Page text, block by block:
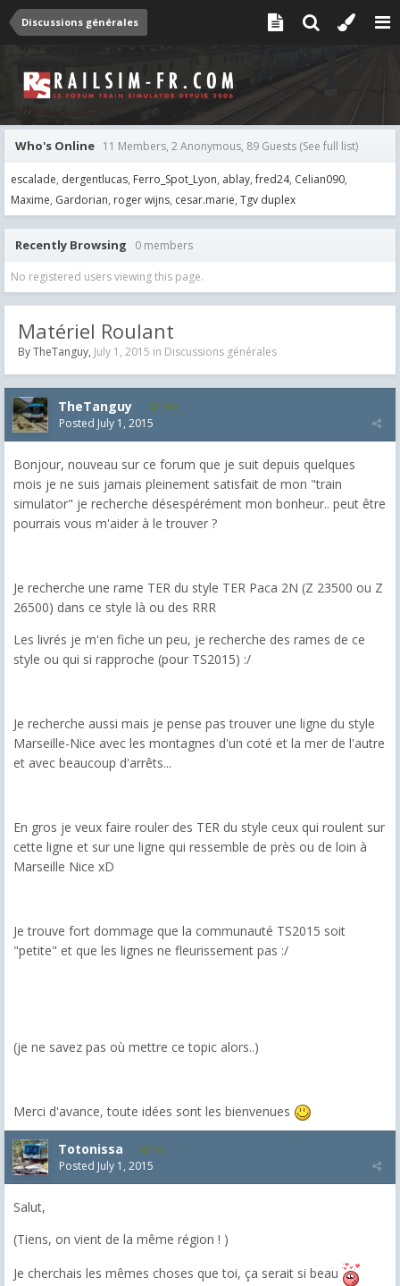
Discussions générales
Who's Online 11 Members, 2 Anonymous, 89 Guests (See full list)
escalade dergentlucas Ferro_Spot_Lyon ablay fred24 Celian090
Maxime Gardorian roger wijns cesar.marie Tgv duplex
Recently Browsing 0 members
No registered users viewing this page.
Matériel Roulant
ByTheTanguy, July 1, 2015 in Discussions générales
TheTanguy 160
Posted July 1, 2015
Bonjour, nouveau sur ce forum que je suit depuis quelques
mois je ne suis jamais pleinement satisfait de mon "train
simulator" je recherche désespérément mon bonheur.. peut être
pourrais vous m'aider à le trouver ?
Je recherche une rame TER du style TER Paca 2N (Z 23500 ou Z
26500) dans ce style là ou des RRR
Les livrés je m'en fiche un peu, je recherche des rames de ce
style ou qui si rapproche (pour TS2015) :/
Je recherche aussi mais je pense pas trouver une ligne du style
Marseille-Nice avec les montagnes d'un coté et la mer de l'autre
et avec beaucoup d'arrêts...
En gros je veux faire rouler des TER du style ceux qui roulent sur
cette ligne et sur une ligne qui ressemble de près ou de loin à
Marseille Nice xD
Je trouve fort dommage que la communauté TS2015 soit
"petite" et que les lignes ne fleurissement pas :/
(je ne savez pas où mettre ce topic alors..)
Merci d'avance, toute idées sont les bienvenues
Totonissa 10
Posted July 1, 2015
Salut,
(Tiens, on vient de la même région ! )
Je cherchais les mêmes choses que toi, ça serait si beau